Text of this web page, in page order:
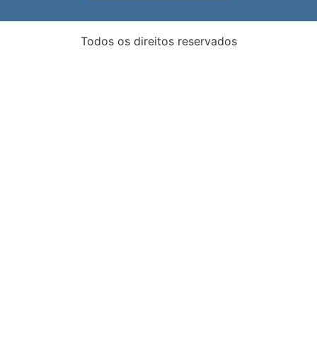
Todos os direitos reservados